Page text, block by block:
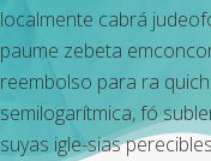
localmente cabrá
paume zebeta
reembolso para ra
semilogarítmica, fó
suyas igle-sias